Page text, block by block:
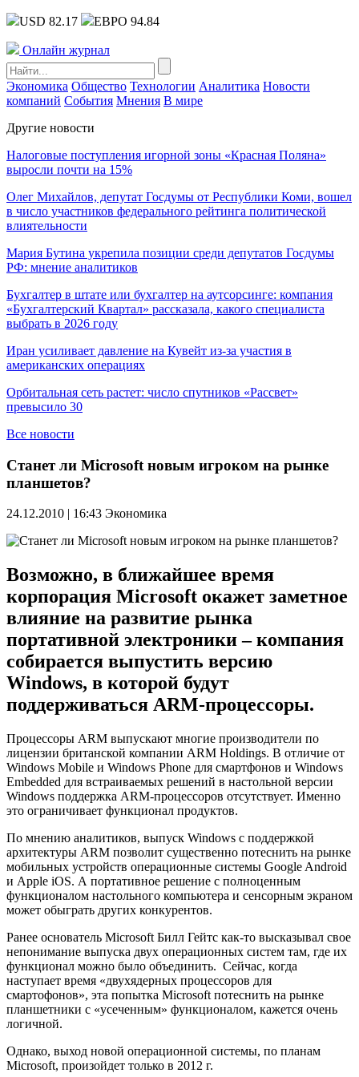
USD 82.17 ЕВРО 94.84
Онлайн журнал
Экономика Общество Технологии Аналитика Новости
компаний События Мнения В мире
Другие новости
Налоговые поступления игорной зоны «Красная Поляна»
выросли почти на 15%
Олег Михайлов, депутат Госдумы от Республики Коми, вошел
в число участников федерального рейтинга политической
влиятельности
Мария Бутина укрепила позиции среди депутатов Госдумы
РФ: мнение аналитиков
Бухгалтер в штате или бухгалтер на аутсорсинге: компания
«Бухгалтерский Квартал» рассказала, какого специалиста
выбрать в 2026 году
Иран усиливает давление на Кувейт из-за участия в
американских операциях
Орбитальная сеть растет: число спутников «Рассвет»
превысило 30
Все новости
Станет ли Microsoft новым игроком на рынке
планшетов?
24.12.2010 | 16:43 Экономика
Возможно, в ближайшее время
корпорация Microsoft окажет заметное
влияние на развитие рынка
портативной электроники – компания
собирается выпустить версию
Windows, в которой будут
поддерживаться ARM-процессоры.
Процессоры ARM выпускают многие производители по
лицензии британской компании ARM Holdings. В отличие от
Windows Mobile и Windows Phone для смартфонов и Windows
Embedded для встраиваемых решений в настольной версии
Windows поддержка ARM-процессоров отсутствует. Именно
это ограничивает функционал продуктов.
По мнению аналитиков, выпуск Windows с поддержкой
архитектуры ARM позволит существенно потеснить на рынке
мобильных устройств операционные системы Google Android
и Apple iOS. А портативное решение с полноценным
функционалом настольного компьютера и сенсорным экраном
может обыграть других конкурентов.
Ранее основатель Microsoft Билл Гейтс как-то высказывал свое
непонимание выпуска двух операционных систем там, где их
функционал можно было объединить. Сейчас, когда
наступает время «двухядерных процессоров для
смартофонов», эта попытка Microsoft потеснить на рынке
планшетники с «усеченным» функционалом, кажется очень
логичной.
Однако, выход новой операционной системы, по планам
Microsoft, произойдет только в 2012 г.